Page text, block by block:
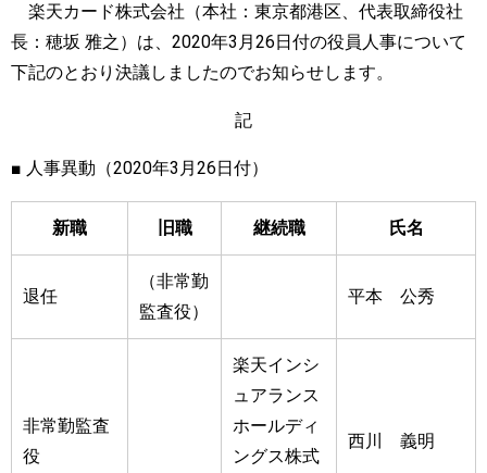
楽天カード株式会社（本社：東京都港区、代表取締役社
長：穂坂 雅之）は、2020年3月26日付の役員人事について
下記のとおり決議しましたのでお知らせします。
記
■ 人事異動（2020年3月26日付）
新職 旧職 継続職 氏名
退任
（非常勤
監査役）
平本 公秀
非常勤監査
役
楽天インシ
ュアランス
ホールディ
ングス株式
西川 義明